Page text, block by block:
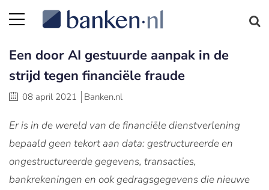
Een door AI gestuurde aanpak in de
strijd tegen financiële fraude
08 april 2021 Banken.nl
Er is in de wereld van de financiële dienstverlening
bepaald geen tekort aan data: gestructureerde en
ongestructureerde gegevens, transacties,
bankrekeningen en ook gedragsgegevens die nieuwe